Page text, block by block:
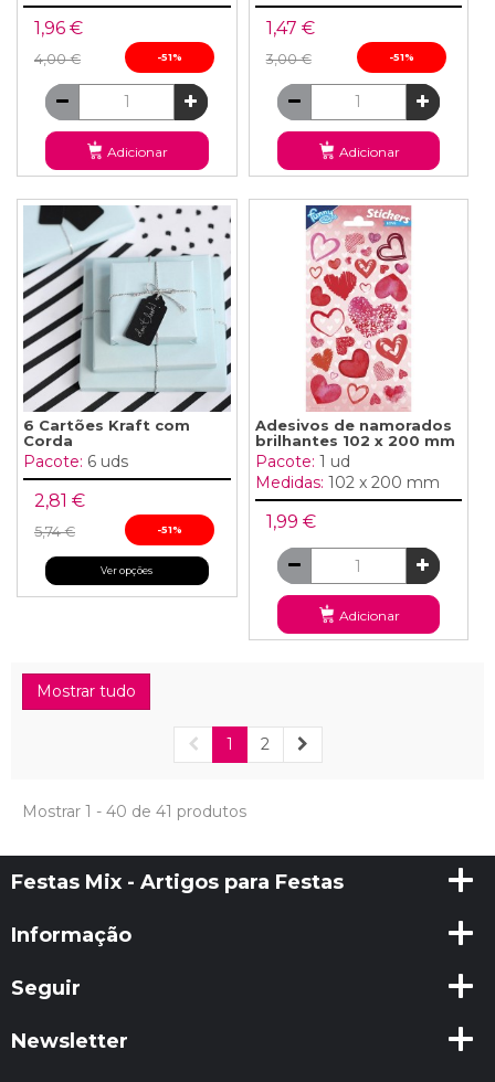
1,96 €
4,00 € -51%
Adicionar
1,47 €
3,00 € -51%
Adicionar
6 Cartões Kraft com
Corda
Pacote: 6 uds
2,81 €
5,74 € -51%
Ver opções
Adesivos de namorados
brilhantes 102 x 200 mm
Pacote: 1 ud
Medidas: 102 x 200 mm
1,99 €
Adicionar
Mostrar tudo
1 2
Mostrar 1 - 40 de 41 produtos
Festas Mix - Artigos para Festas
Informação
Seguir
Newsletter